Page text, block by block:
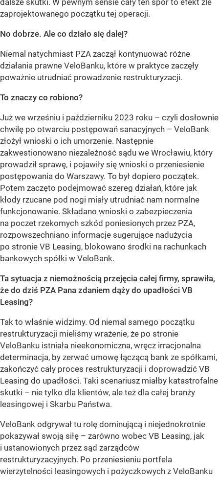
dalsze skutki. W pewnym sensie cały ten spór to efekt źle
zaprojektowanego początku tej operacji.
No dobrze. Ale co działo się dalej?
Niemal natychmiast PZA zaczął kontynuować różne
działania prawne VeloBanku, które w praktyce zaczęły
poważnie utrudniać prowadzenie restrukturyzacji.
To znaczy co robiono?
Już we wrześniu i październiku 2023 roku – czyli dosłownie
chwilę po otwarciu postępowań sanacyjnych – VeloBank
złożył wnioski o ich umorzenie. Następnie
zakwestionowano niezależność sądu we Wrocławiu, który
prowadził sprawę, i pojawiły się wnioski o przeniesienie
postępowania do Warszawy. To był dopiero początek.
Potem zaczęto podejmować szereg działań, które jak
kłody rzucane pod nogi miały utrudniać nam normalne
funkcjonowanie. Składano wnioski o zabezpieczenia
na poczet rzekomych szkód poniesionych przez PZA,
rozpowszechniano informacje sugerujące nadużycia
po stronie VB Leasing, blokowano środki na rachunkach
bankowych spółki w VeloBank.
Ta sytuacja z niemożnością przejęcia całej firmy, sprawiła,
że do dziś PZA Pana zdaniem dąży do upadłości VB
Leasing?
Tak to właśnie widzimy. Od niemal samego początku
restrukturyzacji mieliśmy wrażenie, że po stronie
VeloBanku istniała nieekonomiczna, wręcz irracjonalna
determinacja, by zerwać umowę łączącą bank ze spółkami,
zakończyć cały proces restrukturyzacji i doprowadzić VB
Leasing do upadłości. Taki scenariusz miałby katastrofalne
skutki – nie tylko dla klientów, ale też dla całej branży
leasingowej i Skarbu Państwa.
VeloBank odgrywał tu rolę dominującą i niejednokrotnie
pokazywał swoją siłę – zarówno wobec VB Leasing, jak
i ustanowionych przez sąd zarządców
restrukturyzacyjnych. Po przeniesieniu portfela
wierzytelności leasingowych i pożyczkowych z VeloBanku